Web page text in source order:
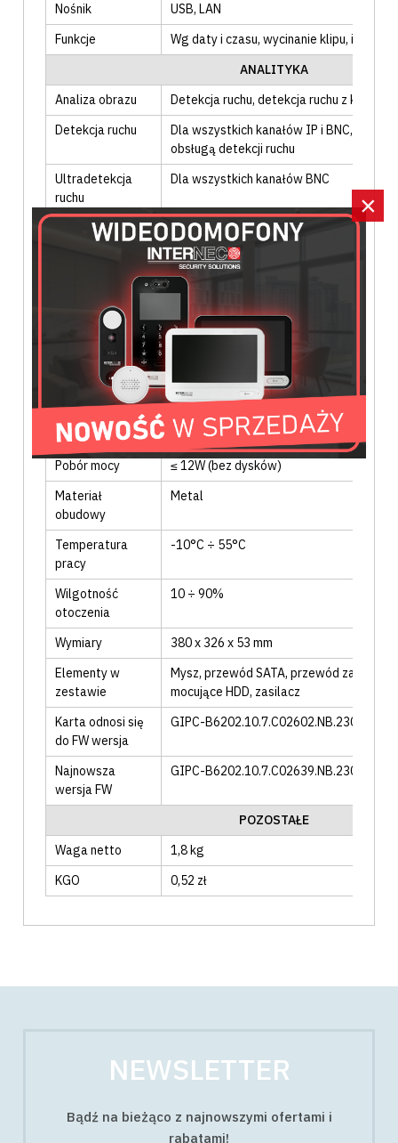
×
Nośnik
USB, LAN
Funkcje
Wg daty i czasu, wycinanie klipu,
ANALITYKA
Analiza obrazu
Detekcja ruchu, detekcja ruchu z
Detekcja ruchu
Dla wszystkich kanałów IP i BNC,
obsługą detekcji ruchu
Ultradetekcja
ruchu
Dla wszystkich kanałów BNC
Przekroczenie
Wszystkie kanały IP, konieczna kamera
przekroczenia linii
Wtargnięcie w
Wszystkie kanały IP
wtargnięcia w obszar
Detekcja twarzy
Tylko kanały IP, konieczna kamera IP z
OGÓLNE
Obudowa
Middle 1U
Zasilanie AC/DC
12 VDC
Pobór mocy
≤ 12W (bez dysków)
Materiał
obudowy
Metal
Temperatura
pracy
-10°C ÷ 55°C
Wilgotność
otoczenia
10 ÷ 90%
Wymiary
380 x 326 x 53 mm
Elementy w
zestawie
Mysz, przewód SATA, przewód zasilający
mocujące HDD, zasilacz
Karta odnosi się
do FW wersja
GIPC-B6202.10.7.C02602.NB.230321
Najnowsza
wersja FW
GIPC-B6202.10.7.C02639.NB.230801
POZOSTAŁE
Waga netto
1,8 kg
KGO
0,52 zł
NEWSLETTER
Bądź na bieżąco z najnowszymi ofertami i
rabatami!